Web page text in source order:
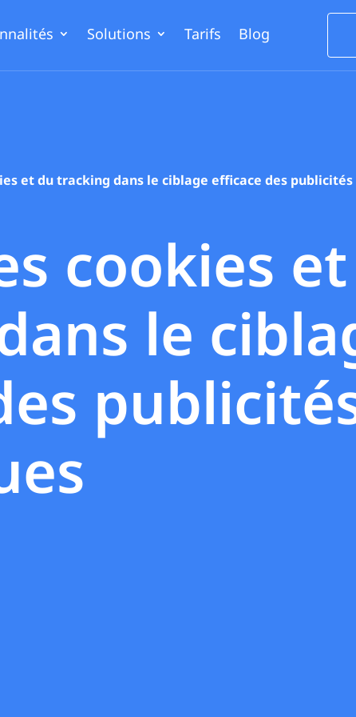
Solutions Tarifs Blog
et du tracking dans le ciblage efficace des
cookies
le